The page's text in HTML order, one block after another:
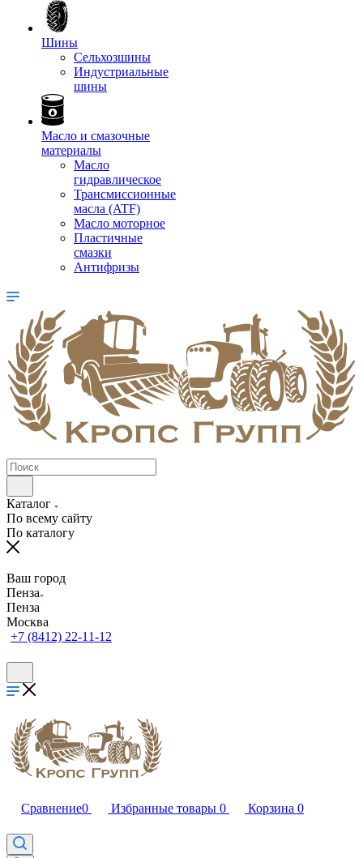
Шины
Сельхозшины
Индустриальные
шины
Масло и смазочные
материалы
Масло
гидравлическое
Трансмиссионные
масла (ATF)
Масло моторное
Пластичные
смазки
Антифризы
Каталог
По всему сайту
По каталогу
Ваш город
Пенза
Пенза
Москва
+7 (8412) 22-11-12
Сравнение0 Избранные товары 0 Корзина 0